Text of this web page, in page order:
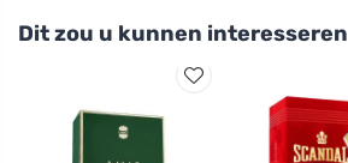
Dit zou u kunnen interesseren